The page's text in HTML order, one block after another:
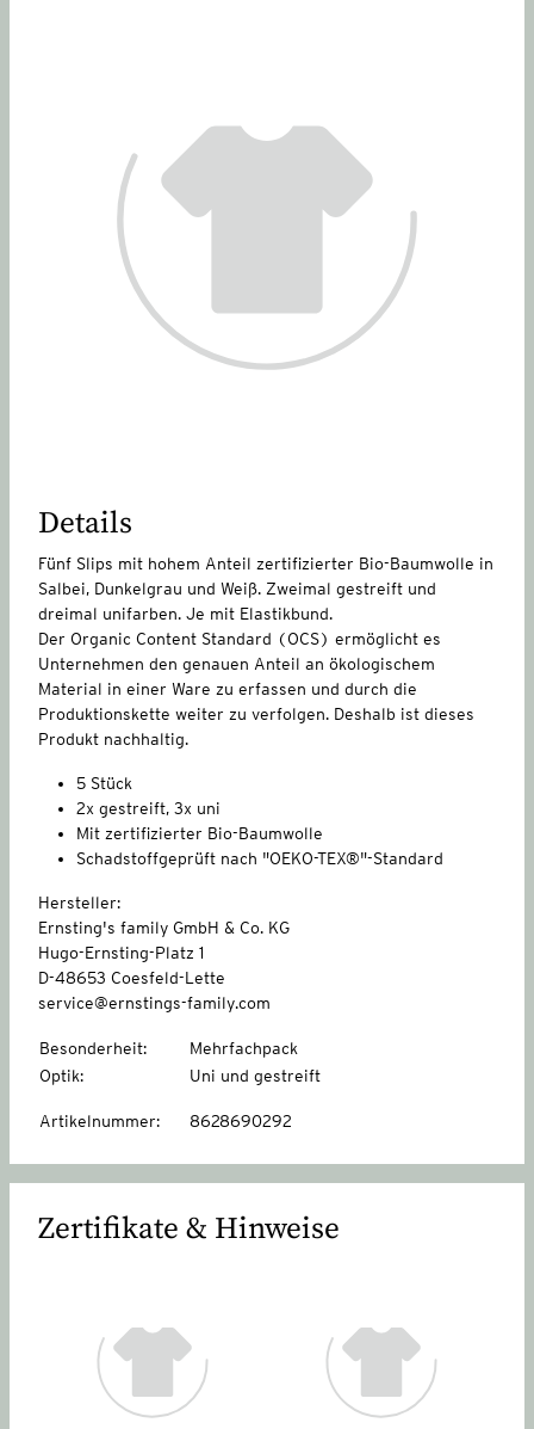
Details
Fünf Slips mit hohem Anteil zertifizierter Bio-Baumwolle in
Salbei, Dunkelgrau und Weiß. Zweimal gestreift und
dreimal unifarben. Je mit Elastikbund.
Der Organic Content Standard (OCS) ermöglicht es
Unternehmen den genauen Anteil an ökologischem
Material in einer Ware zu erfassen und durch die
Produktionskette weiter zu verfolgen. Deshalb ist dieses
Produkt nachhaltig.
5 Stück
2x gestreift, 3x uni
Mit zertifizierter Bio-Baumwolle
Schadstoffgeprüft nach "OEKO-TEX®"-Standard
Hersteller:
Ernsting's family GmbH & Co. KG
Hugo-Ernsting-Platz 1
D-48653 Coesfeld-Lette
service@ernstings-family.com
Besonderheit:
Mehrfachpack
Optik: Uni und gestreift
Artikelnummer: 8628690292
Zertifikate & Hinweise